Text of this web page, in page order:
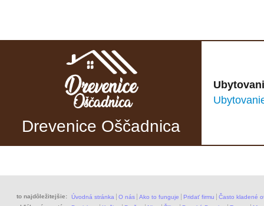
Drevenice Oščadnica
to najdôležitejšie: Úvodná stránka O nás Ako to funguje Pridať firmu
Často kladené